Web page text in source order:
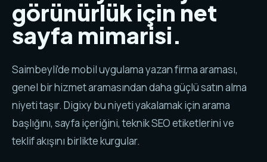
görünürlük için net
sayfa mimarisi.
Saimbeyli'de mobil uygulama yazan firma araması,
genel bir hizmet aramasından daha güçlü satın alma
niyeti taşır. Digixy bu niyeti yakalamak için arama
başlığını, sayfa içeriğini, teknik SEO etiketlerini ve
teklif akışını birlikte kurgular.